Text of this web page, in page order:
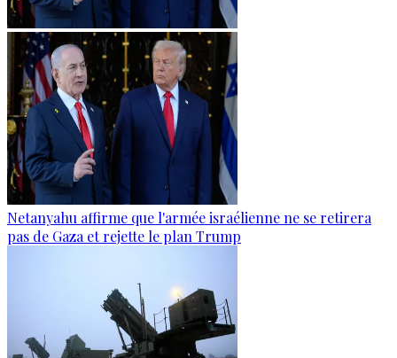
Netanyahu affirme que l'armée israélienne ne se retirera
pas de Gaza et rejette le plan Trump